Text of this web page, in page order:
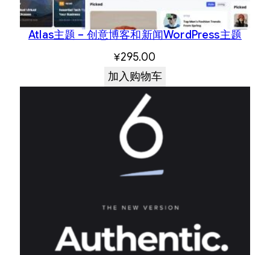
Atlas主题 – 创意博客和新闻WordPress主题
¥295.00
加入购物车